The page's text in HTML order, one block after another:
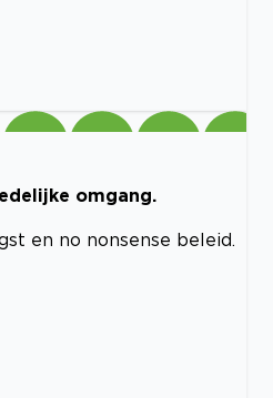
omgang.
en no nonsense beleid.